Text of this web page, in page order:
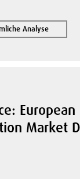
Analyse
Market